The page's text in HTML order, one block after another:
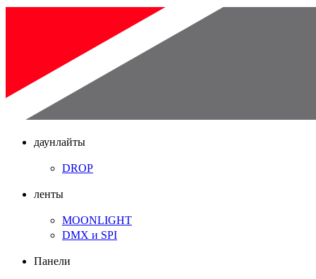
даунлайты
DROP
ленты
MOONLIGHT
DMX и SPI
Панели